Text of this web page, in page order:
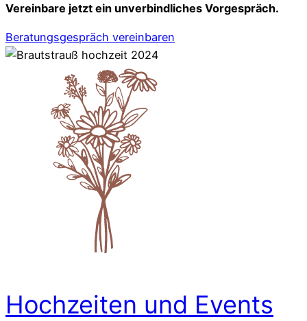
Vereinbare jetzt ein unverbindliches Vorgespräch.
Beratungsgespräch vereinbaren
Hochzeiten und Events